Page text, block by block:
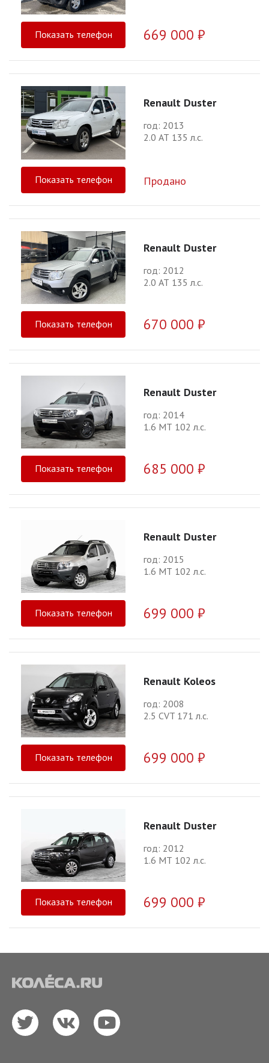
Показать телефон 669 000 ₽
Renault Duster
год: 2013
2.0 АТ 135 л.с.
Показать телефон Продано
Renault Duster
год: 2012
2.0 АТ 135 л.с.
Показать телефон 670 000 ₽
Renault Duster
год: 2014
1.6 МТ 102 л.с.
Показать телефон 685 000 ₽
Renault Duster
год: 2015
1.6 МТ 102 л.с.
Показать телефон 699 000 ₽
Renault Koleos
год: 2008
2.5 CVT 171 л.с.
Показать телефон 699 000 ₽
Renault Duster
год: 2012
1.6 МТ 102 л.с.
Показать телефон 699 000 ₽